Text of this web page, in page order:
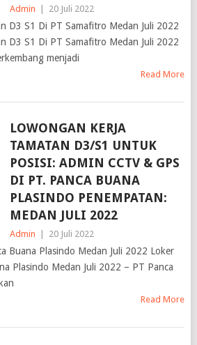
Admin 20 Juli 2022
D3 S1 Di PT Samafitro Medan Juli 2022
D3 S1 Di PT Samafitro Medan Juli 2022
menjadi
Read More
LOWONGAN KERJA
TAMATAN D3/S1 UNTUK
POSISI: ADMIN CCTV & GPS
DI PT. PANCA BUANA
PLASINDO PENEMPATAN:
MEDAN JULI 2022
Admin 20 Juli 2022
Buana Plasindo Medan Juli 2022 Loker
Plasindo Medan Juli 2022 – PT Panca
Read More